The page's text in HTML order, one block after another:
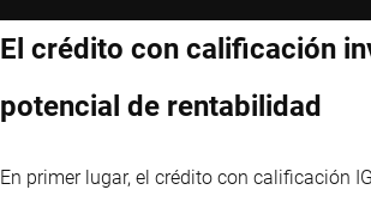
El crédito con calificación
potencial de rentabilidad
En primer lugar, el crédito con calificación